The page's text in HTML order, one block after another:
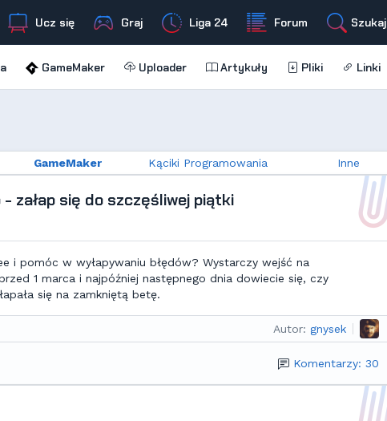
Ucz się Graj Liga 24 Forum Szukaj
GameMaker Uploader Artykuły Pliki Linki
GameMaker Kąciki Programowania Inne
załap się do szczęśliwej piątki
i pomóc w wyłapywaniu błędów? Wystarczy wejść na
1 marca i najpóźniej następnego dnia dowiecie się, czy
się na zamkniętą betę.
Autor: gnysek
Komentarzy: 30